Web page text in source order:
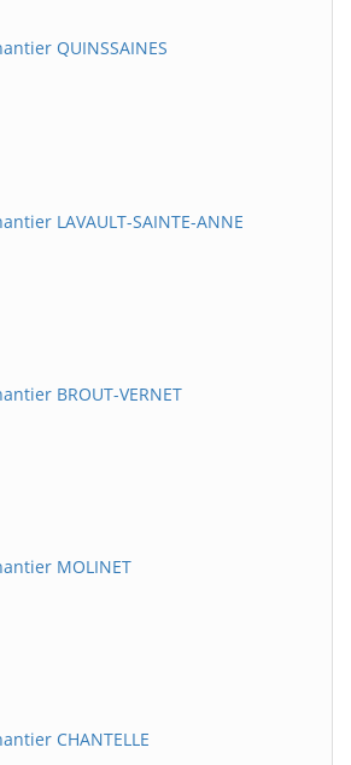
QUINSSAINES
LAVAULT-SAINTE-ANNE
BROUT-VERNET
MOLINET
CHANTELLE